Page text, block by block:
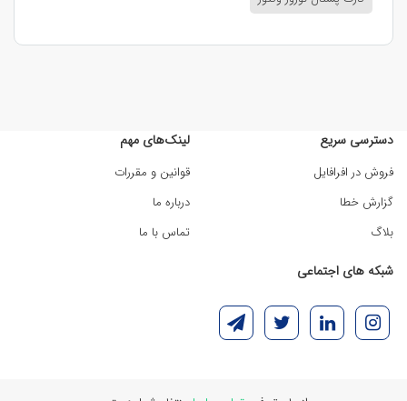
دسترسی سریع
فروش در افرافایل
گزارش خطا
بلاگ
لینک‌های مهم
قوانین و مقررات
درباره ما
تماس با ما
شبکه های اجتماعی